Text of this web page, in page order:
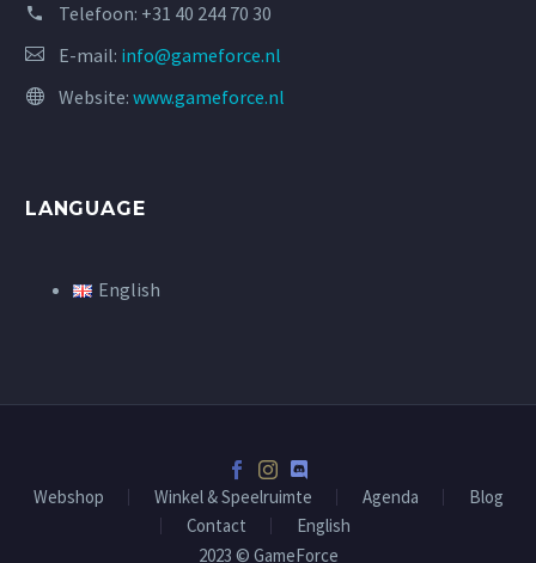
Telefoon: +31 40 244 70 30
E-mail: info@gameforce.nl
Website: www.gameforce.nl
LANGUAGE
English
Webshop Winkel & Speelruimte Agenda
Blog
Contact
English
2023 © GameForce